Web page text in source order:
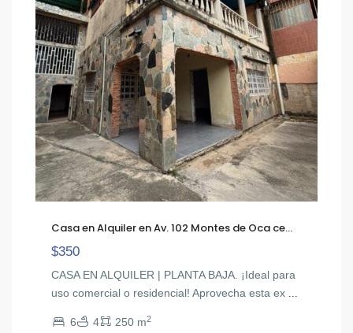
Casa en Alquiler en Av. 102 Montes de Oca ce...
$350
CASA EN ALQUILER | PLANTA BAJA. ¡Ideal para
uso comercial o residencial! Aprovecha esta ex ...
6 4 250 m2